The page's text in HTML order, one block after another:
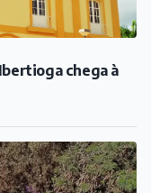
chega à